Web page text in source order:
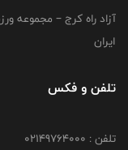
آزاد راه کرج – مجموعه
ایران
تلفن و فکس
تلفن : 02149764000